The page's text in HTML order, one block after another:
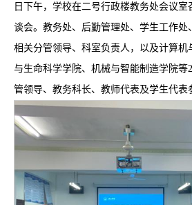
日下午，学校在二号行政楼教务处会议
谈会。教务处、后勤管理处、学生工作处
相关分管领导、科室负责人，以及计算机
与生命科学学院、机械与智能制造学院等
管领导、教务科长、教师代表及学生代表